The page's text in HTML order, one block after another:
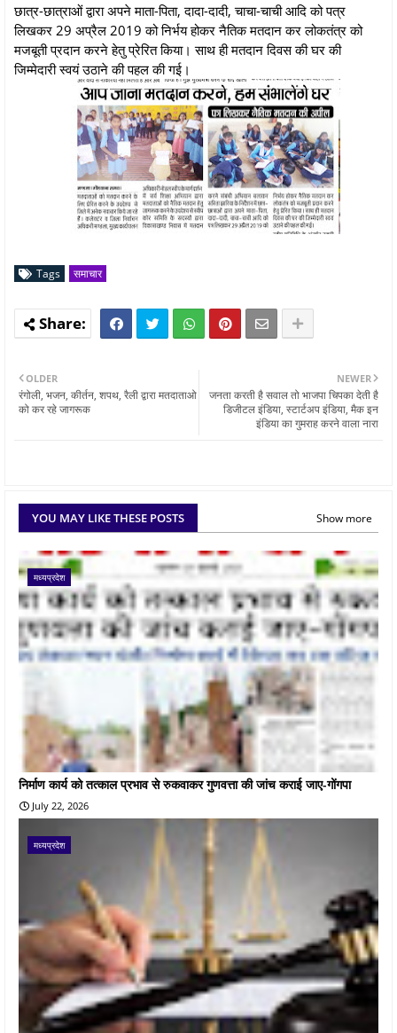
छात्र-छात्राओं द्वारा अपने माता-पिता, दादा-दादी, चाचा-चाची आदि को पत्र
लिखकर 29 अप्रैल 2019 को निर्भय होकर नैतिक मतदान कर लोकतंत्र को
मजबूती प्रदान करने हेतु प्रेरित किया। साथ ही मतदान दिवस की घर की
जिम्मेदारी स्वयं उठाने की पहल की गई।
Tags समाचार
NEWER
जनता करती है सवाल तो भाजपा चिपका देती है
डिजीटल इंडिया, स्टार्टअप इंडिया, मैक इन
इंडिया का गुमराह करने वाला नारा
OLDER
रंगोली, भजन, कीर्तन, शपथ, रैली द्वारा मतदाताओ
को कर रहे जागरूक
YOU MAY LIKE THESE POSTS Show more
मध्यप्रदेश
निर्माण कार्य को तत्काल प्रभाव से रुकवाकर गुणवत्ता की जांच कराई जाए-गोंगपा
July 22, 2026
मध्यप्रदेश